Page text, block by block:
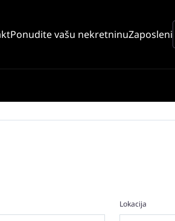
Ponudite vašu nekretninuZaposleni
Lokacija